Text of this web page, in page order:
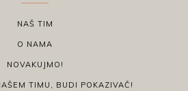
NAŠ TIM
O NAMA
NOVAKUJMO!
TIMU, BUDI POKAZIVAČ!